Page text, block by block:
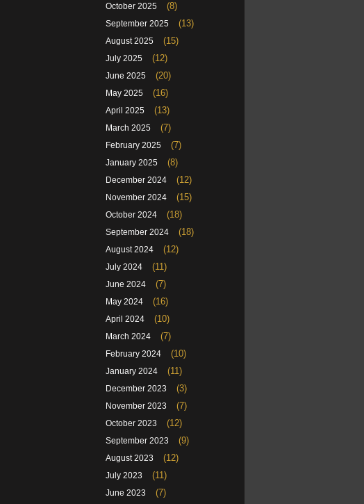
October 2025 (8)
September 2025 (13)
August 2025 (15)
July 2025 (12)
June 2025 (20)
May 2025 (16)
April 2025 (13)
March 2025 (7)
February 2025 (7)
January 2025 (8)
December 2024 (12)
November 2024 (15)
October 2024 (18)
September 2024 (18)
August 2024 (12)
July 2024 (11)
June 2024 (7)
May 2024 (16)
April 2024 (10)
March 2024 (7)
February 2024 (10)
January 2024 (11)
December 2023 (3)
November 2023 (7)
October 2023 (12)
September 2023 (9)
August 2023 (12)
July 2023 (11)
June 2023 (7)